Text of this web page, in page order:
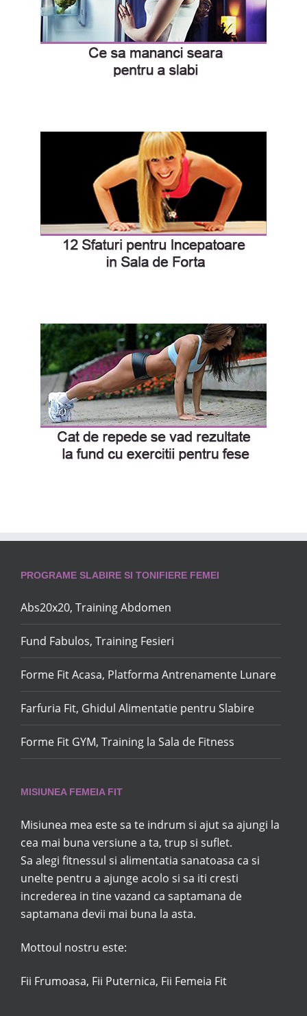
PROGRAME SLABIRE SI TONIFIERE FEMEI
Abs20x20, Training Abdomen
Fund Fabulos, Training Fesieri
Forme Fit Acasa, Platforma Antrenamente Lunare
Farfuria Fit, Ghidul Alimentatie pentru Slabire
Forme Fit GYM, Training la Sala de Fitness
MISIUNEA FEMEIA FIT
Misiunea mea este sa te indrum si ajut sa ajungi la
cea mai buna versiune a ta, trup si suflet.
Sa alegi fitnessul si alimentatia sanatoasa ca si
unelte pentru a ajunge acolo si sa iti cresti
increderea in tine vazand ca saptamana de
saptamana devii mai buna la asta.
Mottoul nostru este:
Fii Frumoasa, Fii Puternica, Fii Femeia Fit